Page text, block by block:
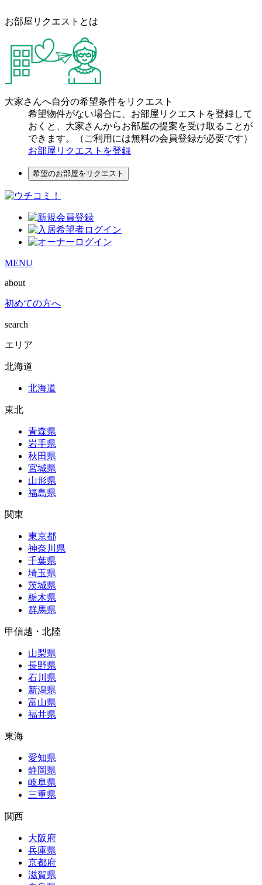
お部屋リクエストとは
大家さんへ自分の希望条件をリクエスト
希望物件がない場合に、お部屋リクエストを登録して
おくと、大家さんからお部屋の提案を受け取ることが
できます。（ご利用には無料の会員登録が必要です）
お部屋リクエストを登録
希望のお部屋をリクエスト
MENU
about
初めての方へ
search
エリア
北海道
北海道
東北
青森県
岩手県
秋田県
宮城県
山形県
福島県
関東
東京都
神奈川県
千葉県
埼玉県
茨城県
栃木県
群馬県
甲信越・北陸
山梨県
長野県
石川県
新潟県
富山県
福井県
東海
愛知県
静岡県
岐阜県
三重県
関西
大阪府
兵庫県
京都府
滋賀県